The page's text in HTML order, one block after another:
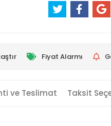
Fiyat Alarmı
ve Teslimat Taksit